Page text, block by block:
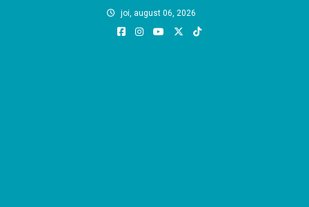
joi, august 06, 2026